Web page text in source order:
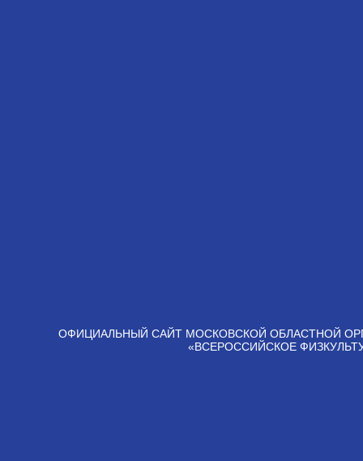
ОФИЦИАЛЬНЫЙ САЙТ МОСКОВСКОЙ ОБЛАСТНОЙ
«ВСЕРОССИЙСКОЕ